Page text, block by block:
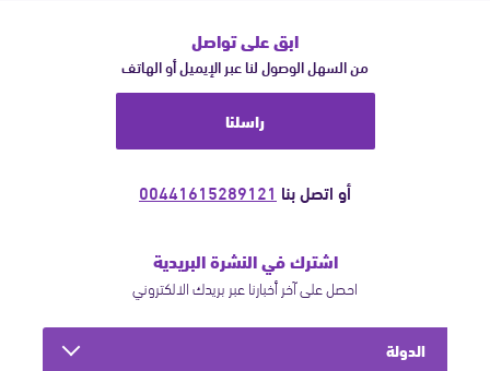
ابق على تواصل
من السهل الوصول لنا عبر الإيميل أو الهاتف
راسلنا
أو اتصل بنا 00441615289121
اشترك في النشرة البريدية
احصل على آخر أخبارنا عبر بريدك الالكتروني
الدولة